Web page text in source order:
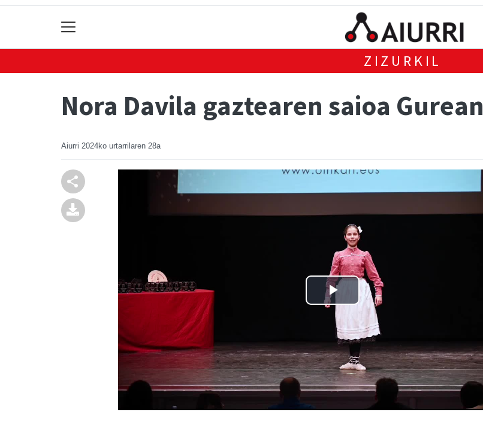
ZIZURKIL
Nora Davila gaztearen saioa Gurean
Aiurri 2024ko urtarrilaren 28a